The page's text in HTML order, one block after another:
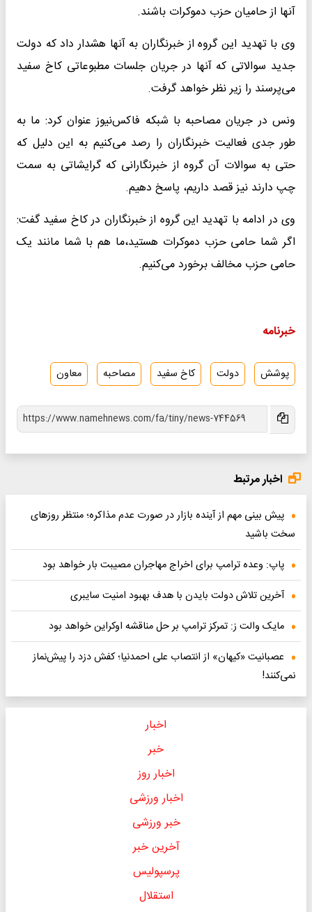
آنها از حامیان حزب دموکرات باشند.
وی با تهدید این گروه از خبرنگاران به آنها هشدار داد که دولت
جدید سوالاتی که آنها در جریان جلسات مطبوعاتی کاخ سفید
می‌پرسند را زیر نظر خواهد گرفت.
ونس در جریان مصاحبه با شبکه فاکس‌نیوز عنوان کرد:‌ ما به
طور جدی فعالیت خبرنگاران را رصد می‌کنیم به این دلیل که
حتی به سوالات آن گروه از خبرنگارانی که گرایشاتی به سمت
چپ دارند نیز قصد داریم، پاسخ دهیم.
وی در ادامه با تهدید این گروه از خبرنگاران در کاخ سفید گفت:‌
اگر شما حامی حزب دموکرات هستید،‌ما هم با شما مانند یک
حامی حزب مخالف برخورد می‌کنیم.
خبرنامه
پوشش دولت کاخ سفید مصاحبه معاون
اخبار مرتبط
پیش بینی مهم از آینده بازار در صورت عدم مذاکره؛ منتظر روز‌های
سخت باشید
پاپ: وعده ترامپ برای اخراج مهاجران مصیبت بار خواهد بود
آخرین تلاش دولت بایدن با هدف بهبود امنیت سایبری
مایک والت ز: تمرکز ترامپ بر حل مناقشه اوکراین خواهد بود
عصبانیت «کیهان» از انتصاب علی احمدنیا؛ کفش دزد را پیش‌نماز
نمی‌کنند!
اخبار
خبر
اخبار روز
اخبار ورزشی
خبر ورزشی
آخرین خبر
پرسپولیس
استقلال